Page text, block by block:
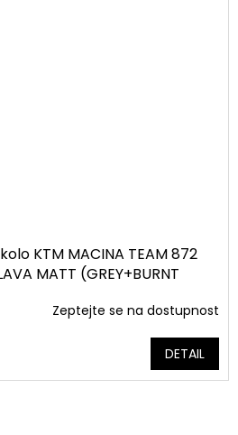
KTM MACINA TEAM 872
MATT (GREY+BURNT
Zeptejte se na dostupnost
DETAIL